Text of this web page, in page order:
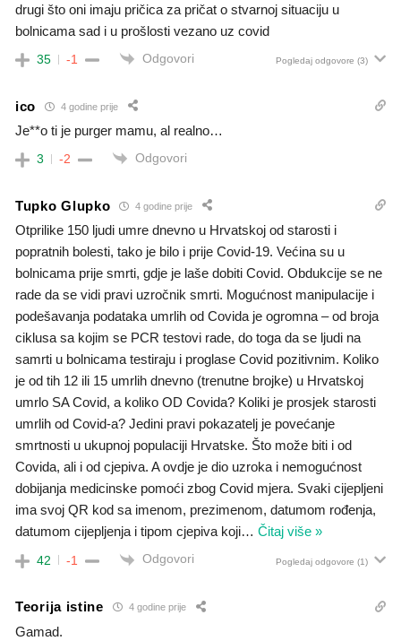
drugi što oni imaju pričica za pričat o stvarnoj situaciju u
bolnicama sad i u prošlosti vezano uz covid
35 -1 Odgovori Pogledaj odgovore (3)
ico 4 godine prije
Je**o ti je purger mamu, al realno…
3 -2 Odgovori
Tupko Glupko 4 godine prije
Otprilike 150 ljudi umre dnevno u Hrvatskoj od starosti i
popratnih bolesti, tako je bilo i prije Covid-19. Većina su u
bolnicama prije smrti, gdje je laše dobiti Covid. Obdukcije se ne
rade da se vidi pravi uzročnik smrti. Mogućnost manipulacije i
podešavanja podataka umrlih od Covida je ogromna – od broja
ciklusa sa kojim se PCR testovi rade, do toga da se ljudi na
samrti u bolnicama testiraju i proglase Covid pozitivnim. Koliko
je od tih 12 ili 15 umrlih dnevno (trenutne brojke) u Hrvatskoj
umrlo SA Covid, a koliko OD Covida? Koliki je prosjek starosti
umrlih od Covid-a? Jedini pravi pokazatelj je povećanje
smrtnosti u ukupnoj populaciji Hrvatske. Što može biti i od
Covida, ali i od cjepiva. A ovdje je dio uzroka i nemogućnost
dobijanja medicinske pomoći zbog Covid mjera. Svaki cijepljeni
ima svoj QR kod sa imenom, prezimenom, datumom rođenja,
datumom cijepljenja i tipom cjepiva koji… Čitaj više »
42 -1 Odgovori Pogledaj odgovore (1)
Teorija istine 4 godine prije
Gamad.